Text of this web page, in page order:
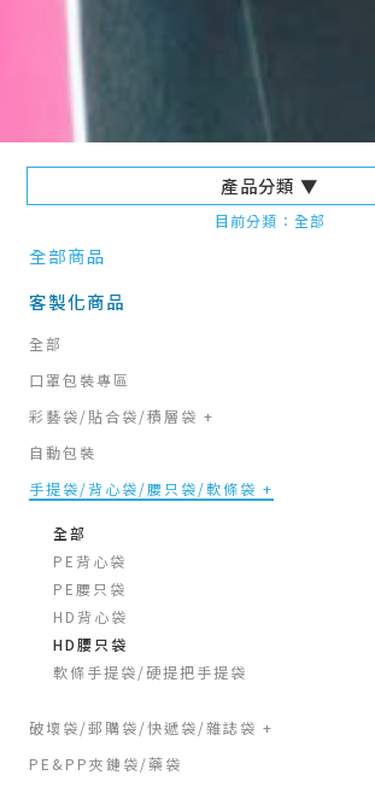
產品分類 ▼
目前分類：全部
全部商品
客製化商品
全部
口罩包裝專區
彩藝袋/貼合袋/積層袋 +
自動包裝
手提袋/背心袋/腰只袋/軟條袋 +
全部
PE背心袋
PE腰只袋
HD背心袋
HD腰只袋
軟條手提袋/硬提把手提袋
破壞袋/郵購袋/快遞袋/雜誌袋 +
PE&PP夾鏈袋/藥袋